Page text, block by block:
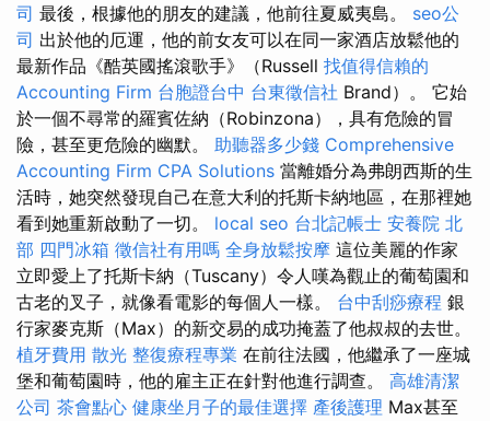
司 最後，根據他的朋友的建議，他前往夏威夷島。 seo公
司 出於他的厄運，他的前女友可以在同一家酒店放鬆他的
最新作品《酷英國搖滾歌手》（Russell 找值得信賴的
Accounting Firm 台胞證台中 台東徵信社 Brand）。 它始
於一個不尋常的羅賓佐納（Robinzona），具有危險的冒
險，甚至更危險的幽默。 助聽器多少錢 Comprehensive
Accounting Firm CPA Solutions 當離婚分為弗朗西斯的生
活時，她突然發現自己在意大利的托斯卡納地區，在那裡她
看到她重新啟動了一切。 local seo 台北記帳士 安養院 北
部 四門冰箱 徵信社有用嗎 全身放鬆按摩 這位美麗的作家
立即愛上了托斯卡納（Tuscany）令人嘆為觀止的葡萄園和
古老的叉子，就像看電影的每個人一樣。 台中刮痧療程 銀
行家麥克斯（Max）的新交易的成功掩蓋了他叔叔的去世。
植牙費用 散光 整復療程專業 在前往法國，他繼承了一座城
堡和葡萄園時，他的雇主正在針對他進行調查。 高雄清潔
公司 茶會點心 健康坐月子的最佳選擇 產後護理 Max甚至